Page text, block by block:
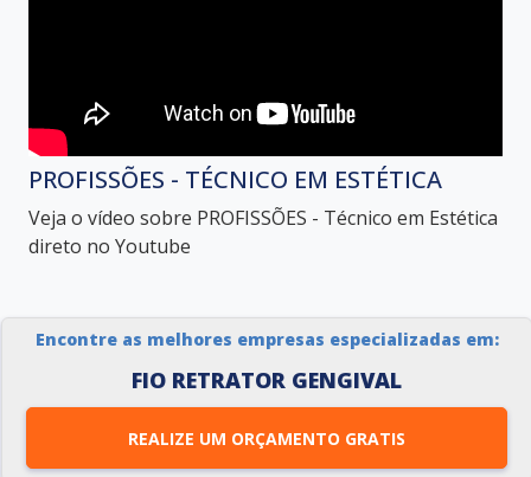
Encontre as melhores empresas especializadas em:
FIO RETRATOR GENGIVAL
REALIZE UM ORÇAMENTO GRATIS
PROFISSÕES - TÉCNICO EM ESTÉTICA
Veja o vídeo sobre PROFISSÕES - Técnico em Estética
direto no Youtube
GALERIA DE IMAGENS ILUSTRATIVAS
REFERENTE À FIO RETRATOR
GENGIVAL